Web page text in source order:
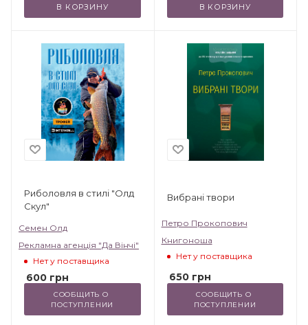
В КОРЗИНУ В КОРЗИНУ
Риболовля в стилі "Олд
Cкул"
Семен Олд
Рекламна агенція "Да Вінчі"
Нет у поставщика
600 грн
СООБЩИТЬ О
ПОСТУПЛЕНИИ
Вибрані твори
Петро Прокопович
Книгоноша
Нет у поставщика
650грн
СООБЩИТЬ О
ПОСТУПЛЕНИИ